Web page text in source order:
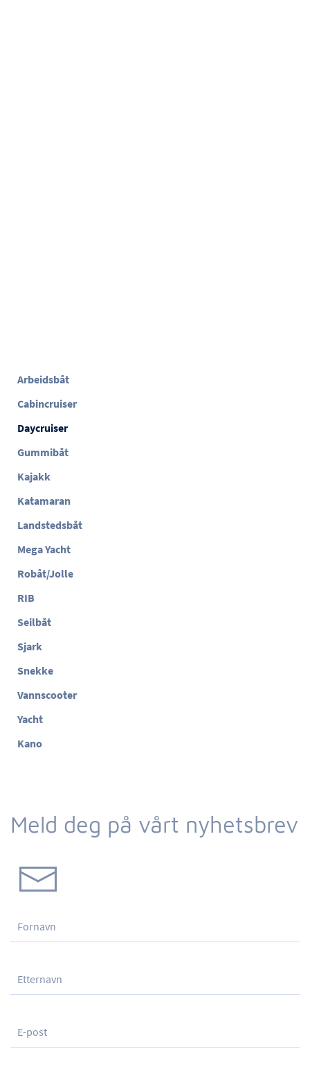
Arbeidsbåt
Cabincruiser
Daycruiser
Gummibåt
Kajakk
Katamaran
Landstedsbåt
Mega Yacht
Robåt/Jolle
RIB
Seilbåt
Sjark
Snekke
Vannscooter
Yacht
Kano
Meld deg på vårt nyhetsbrev